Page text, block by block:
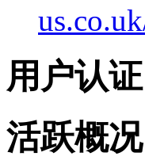
用户认证
活跃概况